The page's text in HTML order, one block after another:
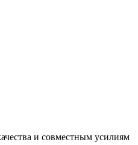
и совместным усилиям